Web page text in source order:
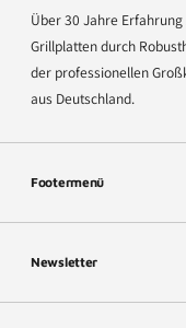
Über 30 Jahre
Grillplatten durch
der professionellen
aus Deutschland.
Footermenü
Newsletter